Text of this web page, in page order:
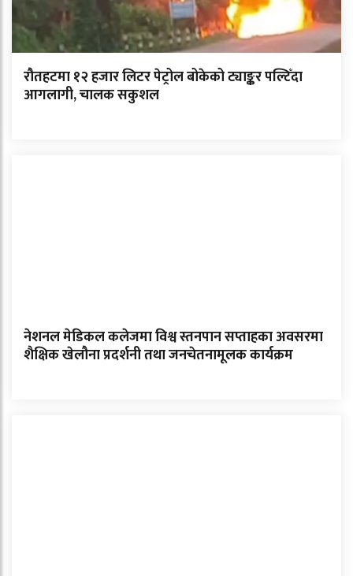
रौतहटमा १२ हजार लिटर पेट्रोल बोकेको ट्याङ्कर पल्टिँदा
आगलागी, चालक सकुशल
नेशनल मेडिकल कलेजमा विश्व स्तनपान सप्ताहका अवसरमा
शैक्षिक खेलौना प्रदर्शनी तथा जनचेतनामूलक कार्यक्रम